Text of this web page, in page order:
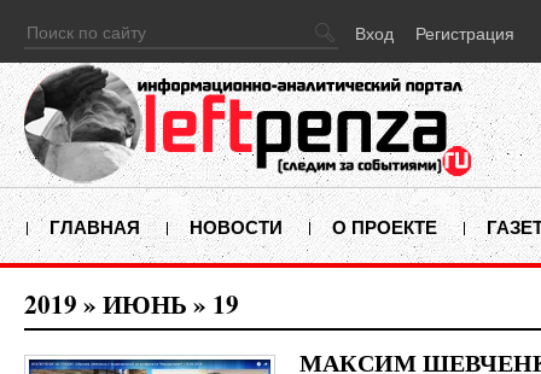
Вход Регистрация
ГЛАВНАЯ НОВОСТИ О ПРОЕКТЕ
2019 » ИЮНЬ » 19
МАКСИМ